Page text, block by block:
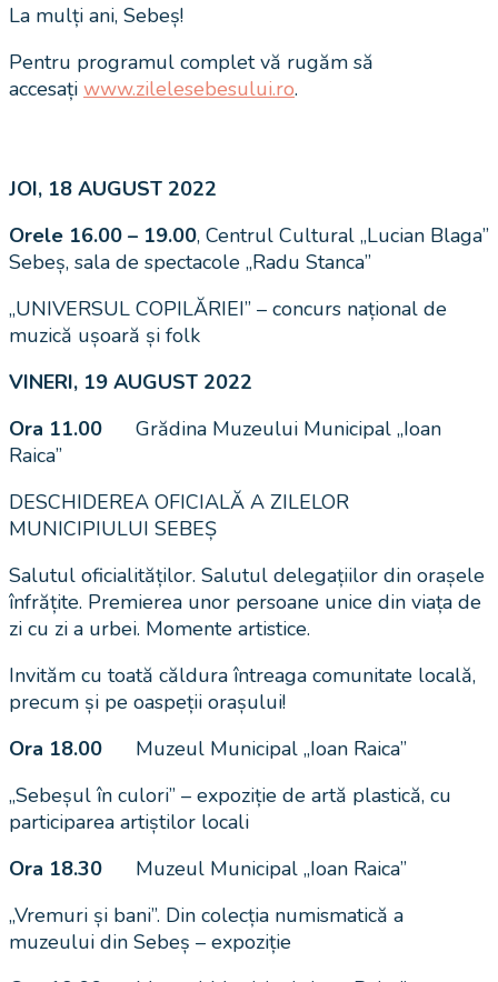
La mulți ani, Sebeș!
Pentru programul complet vă rugăm să
accesați www.zilelesebesului.ro.
JOI, 18 AUGUST 2022
Orele 16.00 – 19.00, Centrul Cultural „Lucian Blaga”
Sebeș, sala de spectacole „Radu Stanca”
„UNIVERSUL COPILĂRIEI” – concurs național de
muzică ușoară și folk
VINERI, 19 AUGUST 2022
Ora 11.00
Grădina Muzeului Municipal „Ioan
Raica”
DESCHIDEREA OFICIALĂ A ZILELOR
MUNICIPIULUI SEBEȘ
Salutul oficialităților. Salutul delegațiilor din orașele
înfrățite. Premierea unor persoane unice din viața de
zi cu zi a urbei. Momente artistice.
Invităm cu toată căldura întreaga comunitate locală,
precum și pe oaspeții orașului!
Ora 18.00 Muzeul Municipal „Ioan Raica”
„Sebeșul în culori” – expoziție de artă plastică, cu
participarea artiștilor locali
Ora 18.30 Muzeul Municipal „Ioan Raica”
„Vremuri și bani”. Din colecția numismatică a
muzeului din Sebeș – expoziție